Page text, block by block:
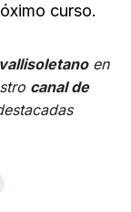
curso.
en
canal de